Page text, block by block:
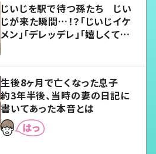
じいじを駅で待つ孫たち じい
じが来た瞬間…！？「じいじイケ
メン」「デレッデレ」「嬉しくて可
生後8ヶ月で亡くなった息子
約3年半後、当時の妻の日記に
書いてあった本音とは